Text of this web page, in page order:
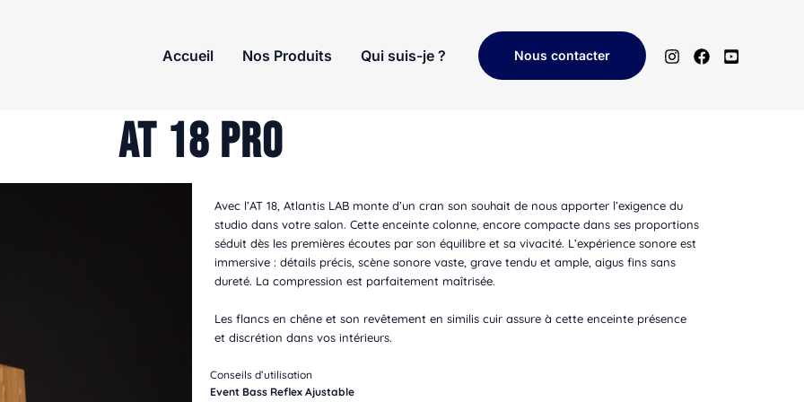
Accueil Nos Produits Qui suis-je ? Nous contacter
AT 18 Pro
Avec l’AT 18, Atlantis LAB monte d’un cran son souhait de nous apporter l’exigence du
studio dans votre salon. Cette enceinte colonne, encore compacte dans ses proportions
séduit dès les premières écoutes par son équilibre et sa vivacité. L’expérience sonore est
immersive : détails précis, scène sonore vaste, grave tendu et ample, aigus fins sans
dureté. La compression est parfaitement maîtrisée.
Les flancs en chêne et son revêtement en similis cuir assure à cette enceinte présence
et discrétion dans vos intérieurs.
Conseils d’utilisation
Event Bass Reflex Ajustable